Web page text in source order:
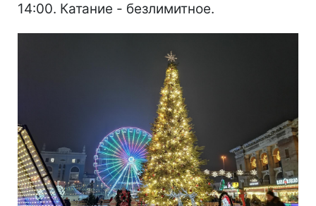
14:00. Катание - безлимитное.